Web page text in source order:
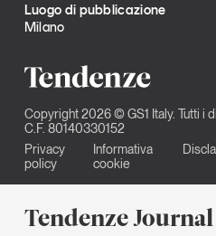
Tendenze Journal
Luogo di pubblicazione
Milano
Copyright 2026 © GS1 Italy. Tutti i
C.F. 80140330152
Privacy
policy
Informativa
cookie